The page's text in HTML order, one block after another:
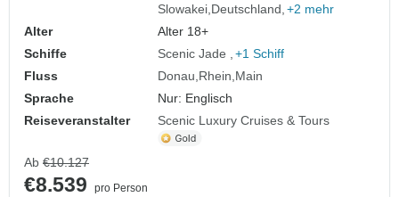
Slowakei Deutschland +2 mehr
Alter
Alter 18+
Schiffe
Scenic Jade
+1 Schiff
Fluss
Donau Rhein Main
Sprache
Nur: Englisch
Reiseveranstalter
Scenic Luxury Cruises & Tours
Ab €10.127
€8.539
pro Person